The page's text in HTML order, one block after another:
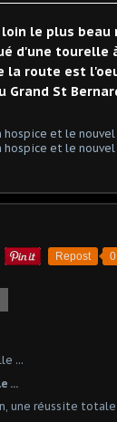
loin le plus
d'une tourelle
la route est
Grand St
Repost 0
...